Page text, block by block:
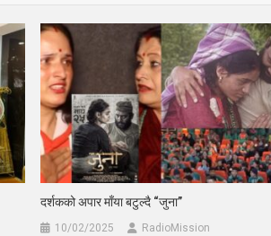
दर्शकको अपार माँया बटुल्दै “जुना”
10/02/2025 RadioMission